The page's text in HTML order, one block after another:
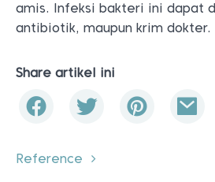
amis. Infeksi bakteri ini dapat
antibiotik, maupun krim dokter.
Share artikel ini
Reference